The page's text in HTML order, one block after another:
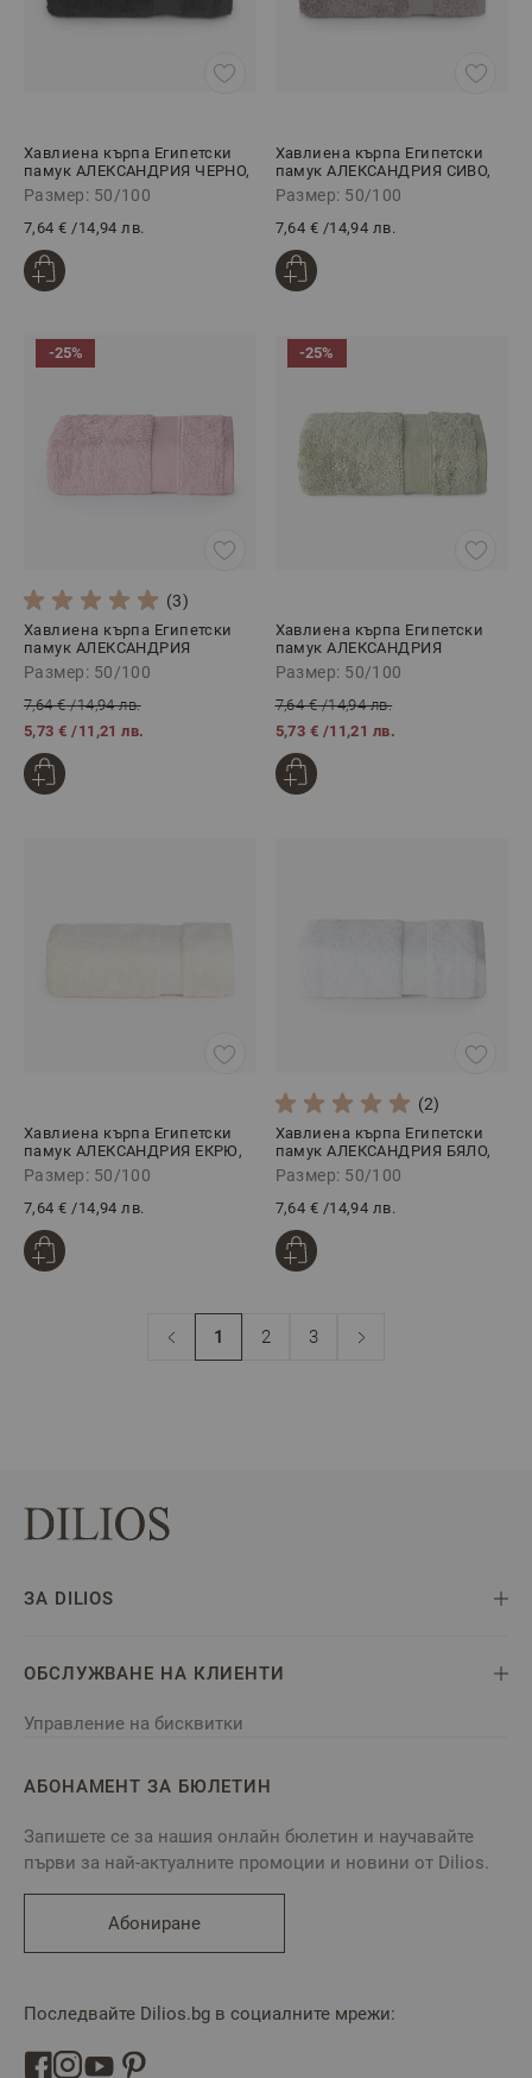
Хавлиена кърпа Египетски
памук АЛЕКСАНДРИЯ ЧЕРНО,
50/100
Размер: 50/100
7,64 € /14,94 лв.
Хавлиена кърпа Египетски
памук АЛЕКСАНДРИЯ СИВО,
50/100
Размер: 50/100
7,64 € /14,94 лв.
-25%
(3)
Хавлиена кърпа Египетски
памук АЛЕКСАНДРИЯ
РОЗОВО, 50/100
Размер: 50/100
7,64 €/14,94 лв.
5,73 € /11,21 лв.
-25%
Хавлиена кърпа Египетски
памук АЛЕКСАНДРИЯ
ЗЕЛЕНО, 50/100
Размер: 50/100
7,64 €/14,94 лв.
5,73 € /11,21 лв.
Хавлиена кърпа Египетски
памук АЛЕКСАНДРИЯ ЕКРЮ,
50/100
Размер: 50/100
7,64 € /14,94 лв.
(2)
Хавлиена кърпа Египетски
памук АЛЕКСАНДРИЯ БЯЛО,
50/100
Размер: 50/100
7,64 € /14,94 лв.
В момента четете страница
1
Страница
2
Страница
3
ЗА DILIOS
ОБСЛУЖВАНЕ НА КЛИЕНТИ
Управление на бисквитки
АБОНАМЕНТ ЗА БЮЛЕТИН
Запишете се за нашия онлайн бюлетин и научавайте
първи за най-актуалните промоции и новини от Dilios.
Абониране
Последвайте Dilios.bg в социалните мрежи: